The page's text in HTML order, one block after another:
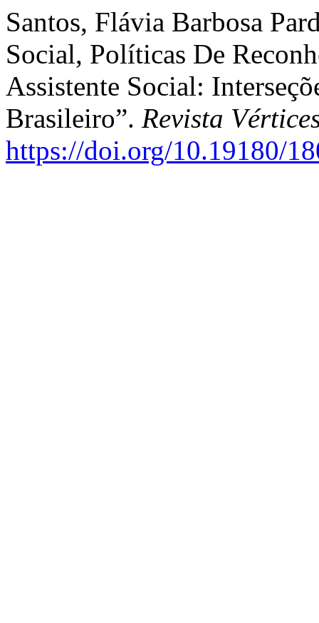
Santos, Flávia Barbosa
Social, Políticas De
Assistente Social:
Brasileiro”. Revista
https://doi.org/10.19180/